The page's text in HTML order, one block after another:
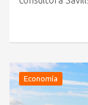
Economía